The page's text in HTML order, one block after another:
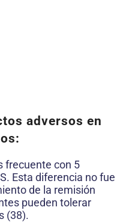
adversos en
frecuente con 5
Esta diferencia no fue
de la remisión
pueden tolerar
(38).